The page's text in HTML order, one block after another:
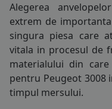
Alegerea
extrem de
singura piesa care
vitala in procesul de
materialului din
pentru Peugeot 3008
timpul mersului.